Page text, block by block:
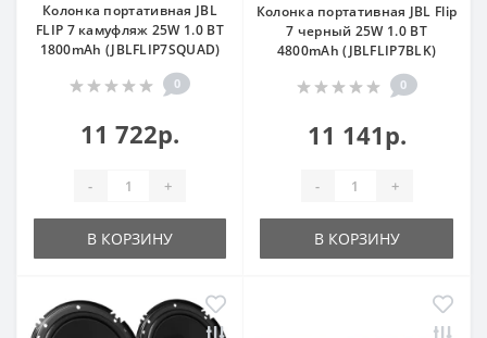
Колонка портативная JBL
FLIP 7 камуфляж 25W 1.0 BT
1800mAh (JBLFLIP7SQUAD)
0
11 722р.
- +
В КОРЗИНУ
Колонка портативная JBL Flip
7 черный 25W 1.0 BT
4800mAh (JBLFLIP7BLK)
0
11 141р.
- +
В КОРЗИНУ